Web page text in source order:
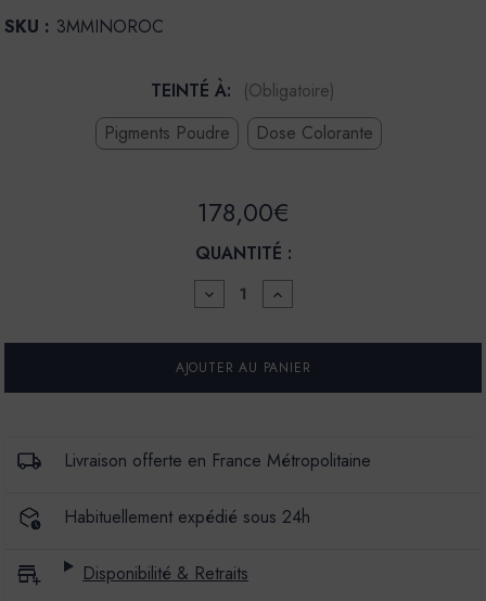
SKU : 3MMINOROC
TEINTÉ À:
(Obligatoire)
Pigments Poudre
Dose Colorante
178,00€
QUANTITÉ :
DIMINUER
LA
POUR
ENDUIT
CHAUX
MINÉRAL
000
ROUCAS
AUGMENTER
LA
POUR
ENDUIT
CHAUX
MINÉRAL
000
ROUCAS
Livraison offerte en France Métropolitaine
Habituellement expédié sous 24h
Disponibilité & Retraits